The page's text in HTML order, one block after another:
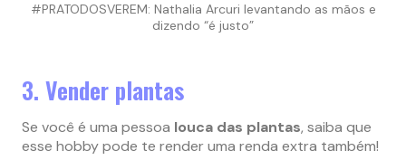
#PRATODOSVEREM: Nathalia Arcuri levantando as mãos e
dizendo “é justo”
3. Vender plantas
Se você é uma pessoa louca das plantas, saiba que
esse hobby pode te render uma renda extra também!